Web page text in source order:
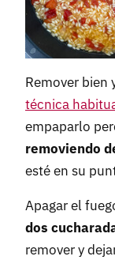
Remover bien
técnica
empaparlo
removiendo
esté en su
Apagar el
dos
remover y